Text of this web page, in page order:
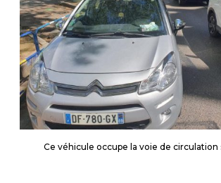
Ce véhicule occupe la voie de